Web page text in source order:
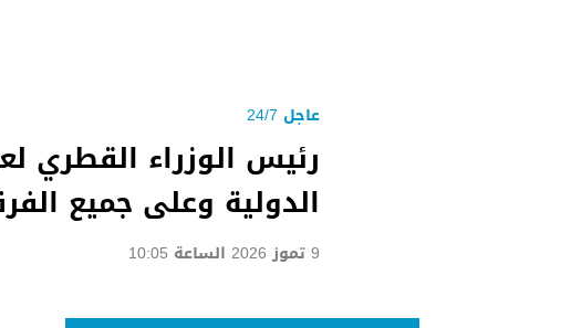
عاجل 24/7
رئيس الوزراء القطري
الدولية وعلى جميع
9 تموز 2026 الساعة 10:05